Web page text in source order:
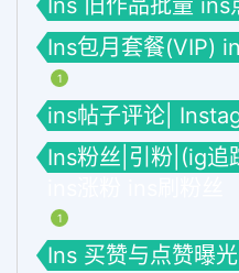
Ins包月套餐(VIP)
1
ins帖子评论|
Ins粉丝|引粉|(ig追
1
Ins 买赞与点赞曝